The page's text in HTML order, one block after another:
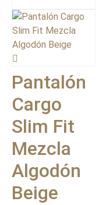
Pantalón
Cargo
Slim Fit
Mezcla
Algodón
Beige